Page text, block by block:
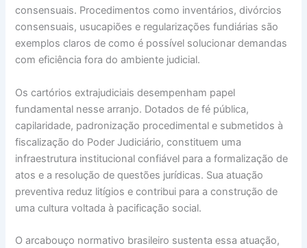
consensuais. Procedimentos como inventários, divórcios
consensuais, usucapiões e regularizações fundiárias são
exemplos claros de como é possível solucionar demandas
com eficiência fora do ambiente judicial.
Os cartórios extrajudiciais desempenham papel
fundamental nesse arranjo. Dotados de fé pública,
capilaridade, padronização procedimental e submetidos à
fiscalização do Poder Judiciário, constituem uma
infraestrutura institucional confiável para a formalização de
atos e a resolução de questões jurídicas. Sua atuação
preventiva reduz litígios e contribui para a construção de
uma cultura voltada à pacificação social.
O arcabouço normativo brasileiro sustenta essa atuação,